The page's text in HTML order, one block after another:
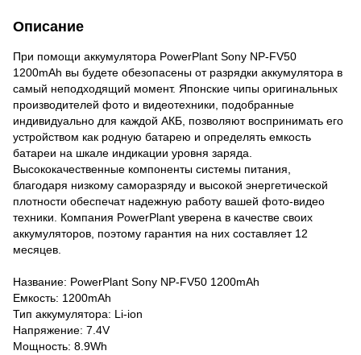
Описание
При помощи аккумулятора PowerPlant Sony NP-FV50
1200mAh вы будете обезопасены от разрядки аккумулятора в
самый неподходящий момент. Японские чипы оригинальных
производителей фото и видеотехники, подобранные
индивидуально для каждой АКБ, позволяют воспринимать его
устройством как родную батарею и определять емкость
батареи на шкале индикации уровня заряда.
Высококачественные компоненты системы питания,
благодаря низкому саморазряду и высокой энергетической
плотности обеспечат надежную работу вашей фото-видео
техники. Компания PowerPlant уверена в качестве своих
аккумуляторов, поэтому гарантия на них составляет 12
месяцев.
Название: PowerPlant Sony NP-FV50 1200mAh
Емкость: 1200mAh
Тип аккумулятора: Li-ion
Напряжение: 7.4V
Мощность: 8.9Wh